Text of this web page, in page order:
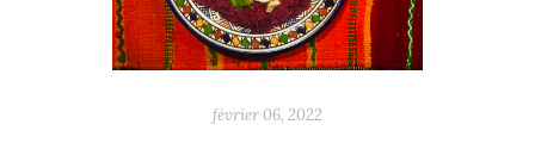
février 06, 2022